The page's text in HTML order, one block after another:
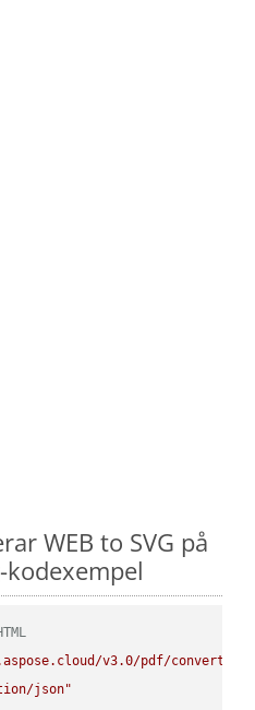
WEB to SVG på
kodexempel
v3.0/pdf/convert/
json"